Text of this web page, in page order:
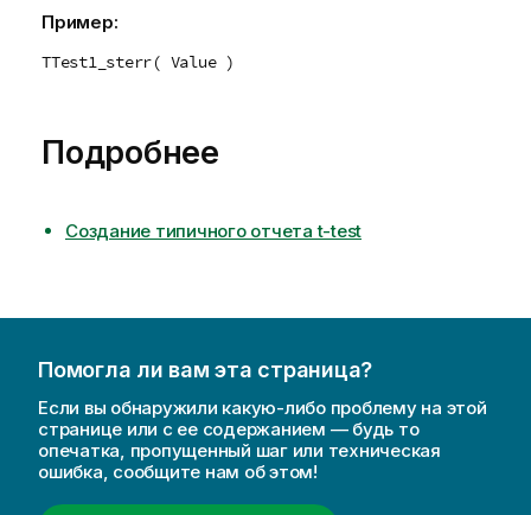
Пример:
TTest1_sterr( Value )
Подробнее
Создание типичного отчета t-test
Помогла ли вам эта страница?
Если вы обнаружили какую-либо проблему на этой
странице или с ее содержанием — будь то
опечатка, пропущенный шаг или техническая
ошибка, сообщите нам об этом!